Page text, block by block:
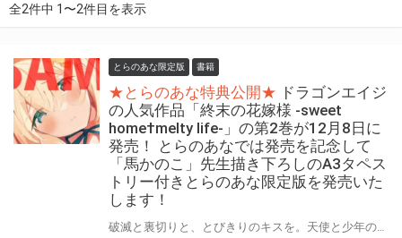
全2件中 1〜2件目を表示
とらのあな限定版 書籍
★とらのあな特典公開★ ドラゴンエイジ
の人気作品「終末の花嫁様 -sweet
home†melty life-」の第2巻が12月8日に
発売！ とらのあなでは発売を記念して
「馬かのこ」先生描き下ろしのA3タペス
トリー付きとらのあな限定版を発売いた
します！